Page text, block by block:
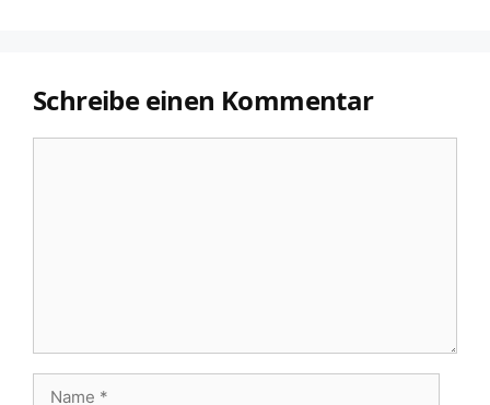
Schreibe einen Kommentar
Name